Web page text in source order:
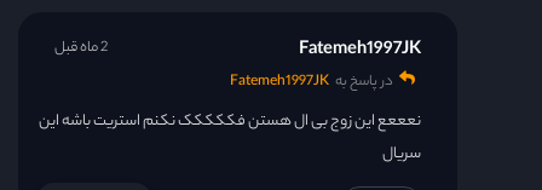
Fatemeh1997JK
در پاسخ به Fatemeh1997JK
نعععع این زوج بی ال هستن فککککک نکنم استریت باشه این
سریال
2 ماه قبل